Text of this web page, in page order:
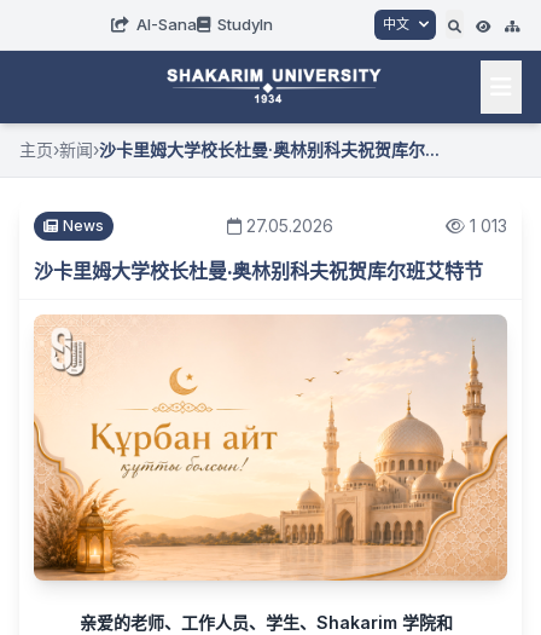
AI-Sana StudyIn 中文
主页›新闻›沙卡里姆大学校长杜曼·奥林别科夫祝贺库尔...
News 27.05.2026 1 013
沙卡里姆大学校长杜曼·奥林别科夫祝贺库尔班艾特节
亲爱的老师、工作人员、学生、Shakarim 学院和